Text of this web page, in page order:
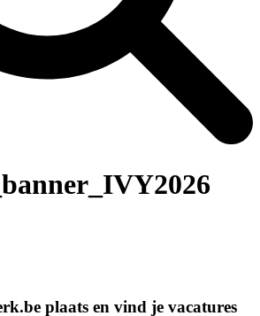
plaats en vind je vacatures